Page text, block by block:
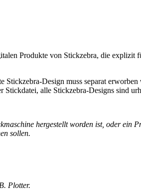
Produkte von Stickzebra, die
Design muss separat erworben
alle Stickzebra-Designs sind
hergestellt worden ist, oder ein
sollen.
Plotter.